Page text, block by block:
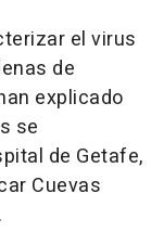
el virus
de
explicado
se
de Getafe,
Cuevas